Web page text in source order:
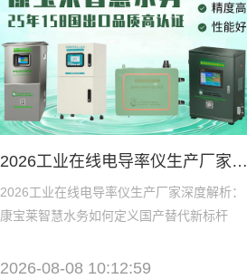
2026工业在线电导率仪生产厂家深度解析：康宝莱智慧水务如何定义国产替代新标杆
2026工业在线电导率仪生产厂家深度解析：
康宝莱智慧水务如何定义国产替代新标杆
2026-08-08 10:12:59